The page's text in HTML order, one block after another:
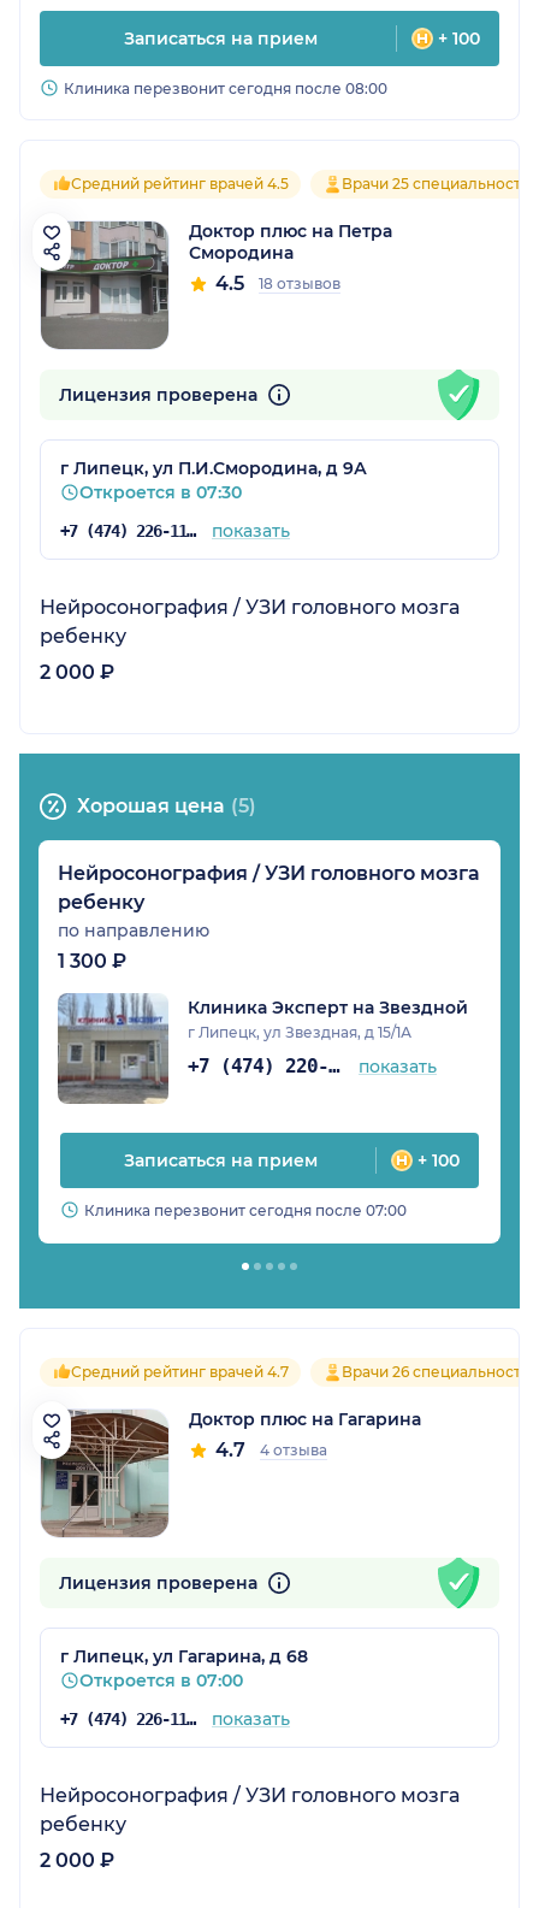
Записаться на прием + 100
Клиника перезвонит сегодня после 08:00
Средний рейтинг врачей 4.5 Врачи 25 специальностей
Доктор плюс на Петра
Смородина
4.5 18 отзывов
Лицензия проверена
г Липецк, ул П.И.Смородина, д 9А
Откроется в 07:30
+7 (474) 226-11-15 показать
Нейросонография / УЗИ головного мозга
ребенку
2 000 ₽
Хорошая цена (5)
Нейросонография / УЗИ головного мозга
ребенку
по направлению
1 300 ₽
Клиника Эксперт на Звездной
г Липецк, ул Звездная, д 15/1А
+7 (474) 220-15-76 показать
Записаться на прием + 100
Клиника перезвонит сегодня после 07:00
Средний рейтинг врачей 4.7 Врачи 26 специальностей
Доктор плюс на Гагарина
4.7 4 отзыва
Лицензия проверена
г Липецк, ул Гагарина, д 68
Откроется в 07:00
+7 (474) 226-11-15 показать
Нейросонография / УЗИ головного мозга
ребенку
2 000 ₽